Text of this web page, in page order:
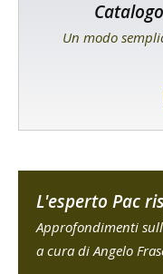
Un modo
L'esperto Pac
Approfondimenti
a cura di Angelo